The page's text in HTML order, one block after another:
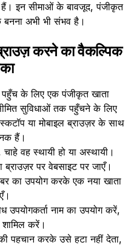
इन सीमाओं के बावजूद, पंजीकृत
बनना अभी भी संभव है।
करने का वैकल्पिक
पहुँच के लिए एक पंजीकृत खाता
सुविधाओं तक पहुँचने के लिए
या मोबाइल ब्राउज़र के साथ
हैं।
वह स्थायी हो या अस्थायी।
ब्राउज़र पर वेबसाइट पर जाएँ।
का उपयोग करके एक नया खाता
नाम का उपयोग करें,
शामिल करें।
पहचान करके उसे हटा नहीं देता,